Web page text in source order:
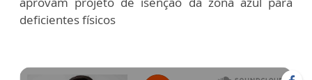
deficientes físicos